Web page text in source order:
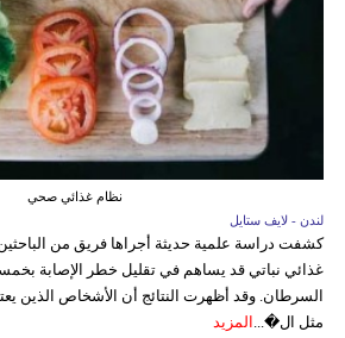
نظام غذائي صحي
لندن - لايف ستايل
كشفت دراسة علمية حديثة أجراها فريق من الباحثين
غذائي نباتي قد يساهم في تقليل خطر الإصابة
السرطان. وقد أظهرت النتائج أن الأشخاص الذين
مثل ال�...
المزيد